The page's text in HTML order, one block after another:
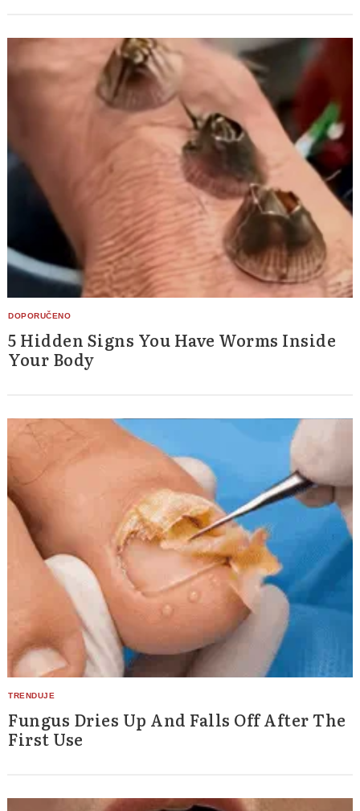
5 Hidden Signs You Have Worms Inside
Your Body
Fungus Dries Up And Falls Off After The
First Use